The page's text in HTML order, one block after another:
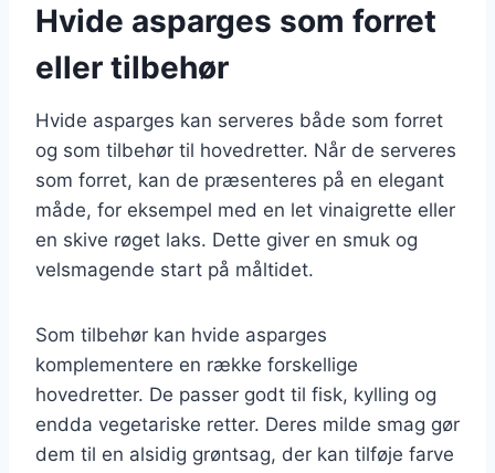
Hvide asparges som forret
eller tilbehør
Hvide asparges kan serveres både som forret
og som tilbehør til hovedretter. Når de serveres
som forret, kan de præsenteres på en elegant
måde, for eksempel med en let vinaigrette eller
en skive røget laks. Dette giver en smuk og
velsmagende start på måltidet.
Som tilbehør kan hvide asparges
komplementere en række forskellige
hovedretter. De passer godt til fisk, kylling og
endda vegetariske retter. Deres milde smag gør
dem til en alsidig grøntsag, der kan tilføje farve